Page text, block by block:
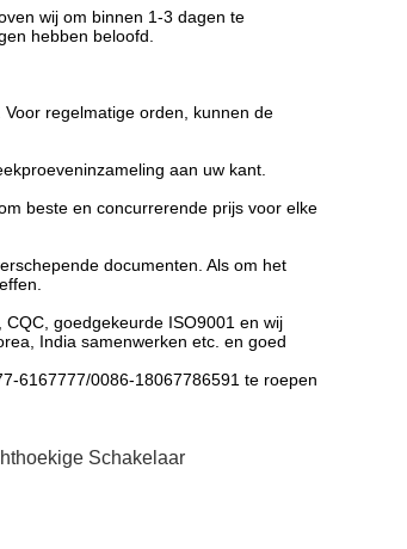
wij om binnen 1-3 dagen te
hebben beloofd.
regelmatige orden, kunnen de
aan uw kant.
beste en concurrerende prijs voor elke
documenten. Als om het
goedgekeurde ISO9001 en wij
India samenwerken etc. en goed
6167777/0086-18067786591 te roepen
Schakelaar